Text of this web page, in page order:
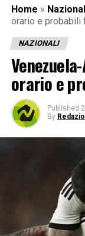
Home »
orario e probabili
NAZIONALI
orario e
Published
By